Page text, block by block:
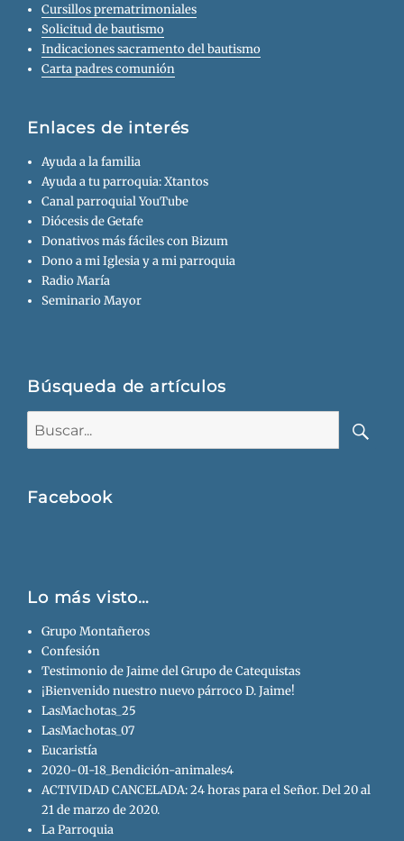
Cursillos prematrimoniales
Solicitud de bautismo
Indicaciones sacramento del bautismo
Carta padres comunión
Enlaces de interés
Ayuda a la familia
Ayuda a tu parroquia: Xtantos
Canal parroquial YouTube
Diócesis de Getafe
Donativos más fáciles con Bizum
Dono a mi Iglesia y a mi parroquia
Radio María
Seminario Mayor
Búsqueda de artículos
Facebook
Lo más visto…
Grupo Montañeros
Confesión
Testimonio de Jaime del Grupo de Catequistas
¡Bienvenido nuestro nuevo párroco D. Jaime!
LasMachotas_25
LasMachotas_07
Eucaristía
2020-01-18_Bendición-animales4
ACTIVIDAD CANCELADA: 24 horas para el Señor. Del 20 al
21 de marzo de 2020.
La Parroquia